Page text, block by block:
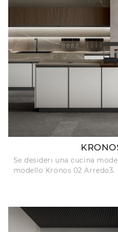
Se desideri una cucina
modello Kronos 02 Arredo3.